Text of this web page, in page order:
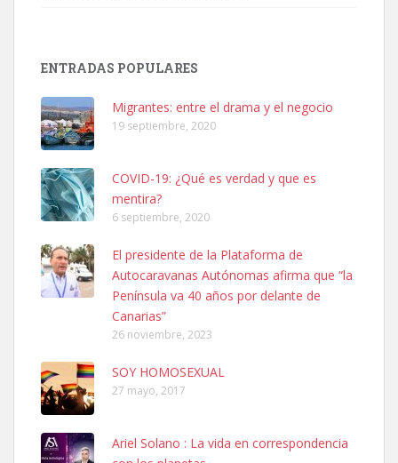
Leales.org » Gran Canaria
Ninfa perdida
El día 5 se los perdió una ninfa papillera, asustada tiene miedo a la
calle, se perdió por la zon...
Leales.org » Gran Canaria
6.7.2025
Adopcion
ENTRADAS POPULARES
Migrantes: entre el drama y el negocio
19 septiembre, 2020
COVID-19: ¿Qué es verdad y que es
mentira?
6 septiembre, 2020
El presidente de la Plataforma de
Autocaravanas Autónomas afirma que “la
Península va 40 años por delante de
Canarias”
26 noviembre, 2023
SOY HOMOSEXUAL
27 mayo, 2017
Ariel Solano : La vida en correspondencia